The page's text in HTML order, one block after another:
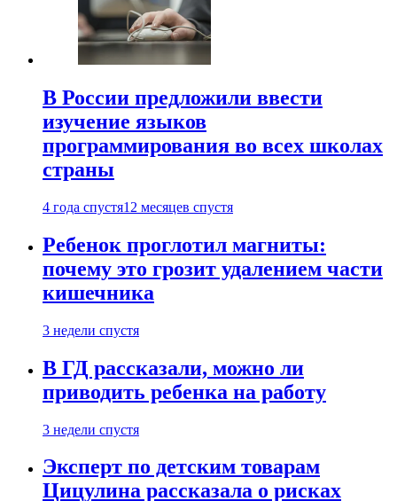
В России предложили ввести
изучение языков
программирования во всех школах
страны
4 года спустя12 месяцев спустя
Ребенок проглотил магниты:
почему это грозит удалением части
кишечника
3 недели спустя
В ГД рассказали, можно ли
приводить ребенка на работу
3 недели спустя
Эксперт по детским товарам
Цицулина рассказала о рисках